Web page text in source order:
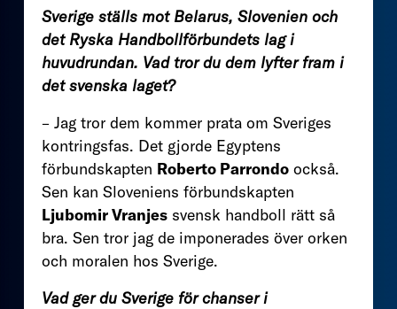
Sverige ställs mot Belarus, Slovenien och
det Ryska Handbollförbundets lag i
huvudrundan. Vad tror du dem lyfter fram i
det svenska laget?
– Jag tror dem kommer prata om Sveriges
kontringsfas. Det gjorde Egyptens
förbundskapten Roberto Parrondo också.
Sen kan Sloveniens förbundskapten
Ljubomir Vranjes svensk handboll rätt så
bra. Sen tror jag de imponerades över orken
och moralen hos Sverige.
Vad ger du Sverige för chanser i